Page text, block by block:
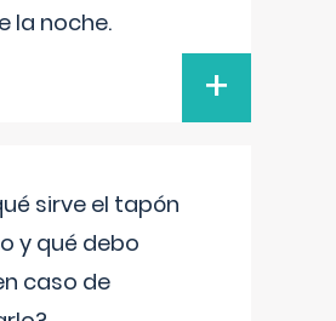
la noche.
+
sirve el tapón
y qué debo
caso de